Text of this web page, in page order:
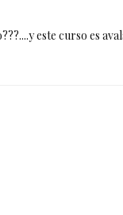
este curso es